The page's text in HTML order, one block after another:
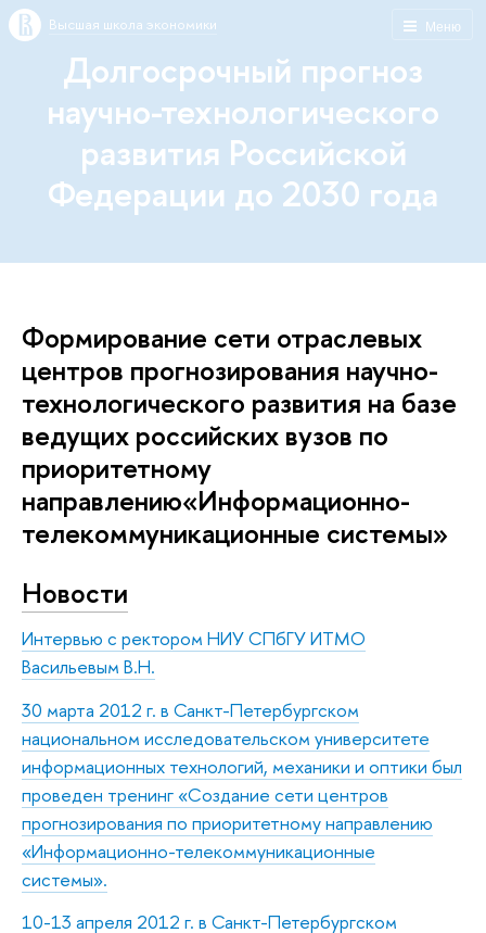
Меню
Высшая школа экономики
Долгосрочный прогноз
научно-технологического
развития Российской
Федерации до 2030 года
Формирование сети отраслевых
центров прогнозирования научно-
технологического развития на базе
ведущих российских вузов по
приоритетному
направлению«Информационно-
телекоммуникационные системы»
Новости
Интервью с ректором НИУ СПбГУ ИТМО
Васильевым В.Н.
30 марта 2012 г. в Санкт-Петербургском
национальном исследовательском университете
информационных технологий, механики и оптики был
проведен тренинг «Создание сети центров
прогнозирования по приоритетному направлению
«Информационно-телекоммуникационные
системы».
10-13 апреля 2012 г. в Санкт-Петербургском